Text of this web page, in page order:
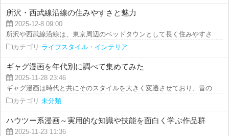
所沢・西武線沿線の住みやすさと魅力
2025-12-8 09:00
所沢や西武線沿線は、東京周辺のベッドタウンとして長く住みやすさと利
カテゴリ ライフスタイル・インテリア
ギャグ漫画を年代別に調べて集めてみた
2025-11-28 23:46
ギャグ漫画は時代と共にそのスタイルを大きく変遷させており、昔の作品
カテゴリ 未分類
ハウツー系漫画～実用的な知識や技能を面白く学ぶ作品群
2025-11-23 11:36